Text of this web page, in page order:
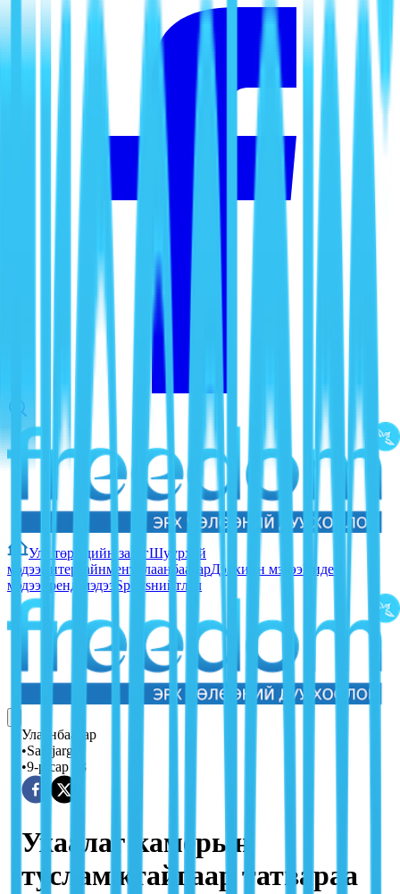
Улс төр Эдийн засагШуурхай
мэдээ Ентертайнмент УлаанбаатарДэлхийн мэдээВидео
мэдээ Тренд мэдээ Sportsнийтлэл
Улаанбаатар
•Sainjargal
•9-р сар 13
Ухаалаг камерын
тусламжтайгаар татвараа